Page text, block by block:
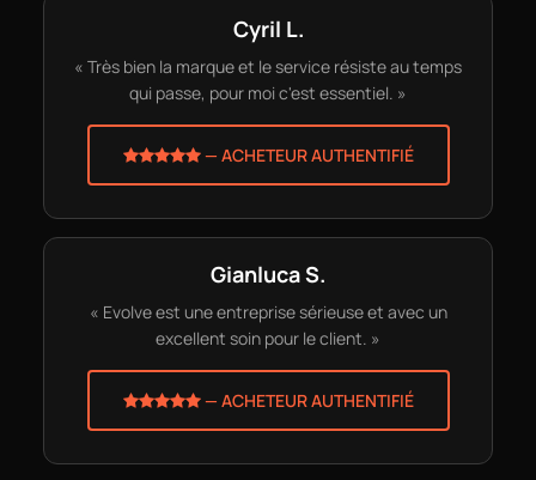
Cyril L.
« Très bien la marque et le service résiste au temps
qui passe, pour moi c'est essentiel. »
— ACHETEUR AUTHENTIFIÉ
Gianluca S.
« Evolve est une entreprise sérieuse et avec un
excellent soin pour le client. »
— ACHETEUR AUTHENTIFIÉ